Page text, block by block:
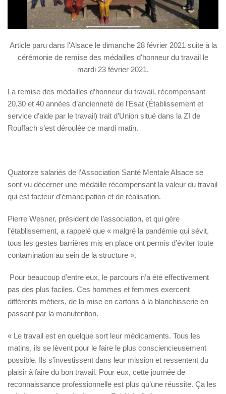
Article paru dans l'Alsace le dimanche 28 février 2021 suite à la
cérémonie de remise des médailles d'honneur du travail le
mardi 23 février 2021.
La remise des médailles d’honneur du travail, récompensant
20,30 et 40 années d’ancienneté de l’Esat (Établissement et
service d’aide par le travail) trait d’Union situé dans la ZI de
Rouffach s’est déroulée ce mardi matin.
Quatorze salariés de l’Association Santé Mentale Alsace se
sont vu décerner une médaille récompensant la valeur du travail
qui est facteur d’émancipation et de réalisation.
Pierre Wesner, président de l’association, et qui gère
l’établissement, a rappelé que « malgré la pandémie qui sévit,
tous les gestes barrières mis en place ont permis d’éviter toute
contamination au sein de la structure ».
Pour beaucoup d’entre eux, le parcours n’a été effectivement
pas des plus faciles. Ces hommes et femmes exercent
différents métiers, de la mise en cartons à la blanchisserie en
passant par la manutention.
« Le travail est en quelque sort leur médicaments. Tous les
matins, ils se lèvent pour le faire le plus consciencieusement
possible. Ils s’investissent dans leur mission et ressentent du
plaisir à faire du bon travail. Pour eux, cette journée de
reconnaissance professionnelle est plus qu’une réussite. Ça les